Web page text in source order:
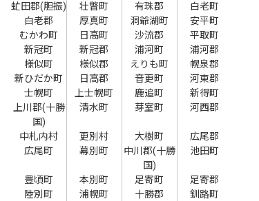
虻田郡(胆振)
壮瞥町 有珠郡
白老町
白老郡
厚真町 洞爺湖町
安平町
むかわ町
日高町 沙流郡
平取町
新冠町
新冠郡 浦河町
浦河郡
様似町
様似郡 えりも町
幌泉郡
新ひだか町
日高郡 音更町
河東郡
士幌町
上士幌町 鹿追町
新得町
上川郡(十勝
国)
清水町 芽室町 河西郡
中札内村 更別村 大樹町
広尾郡
広尾町
幕別町
中川郡(十勝
国)
池田町
豊頃町 本別町 足寄町
足寄郡
陸別町
浦幌町 十勝郡
釧路町